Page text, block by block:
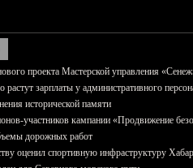
проекта Мастерской управления
зарплаты у административного
исторической памяти
участников кампании «Продвижение
дорожных работ
оценил спортивную инфраструктуру